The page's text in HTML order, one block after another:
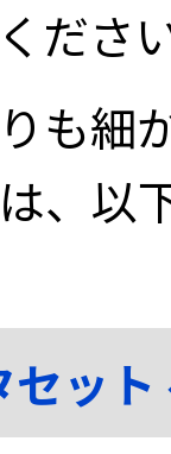
ださ
も細
、以
ッ